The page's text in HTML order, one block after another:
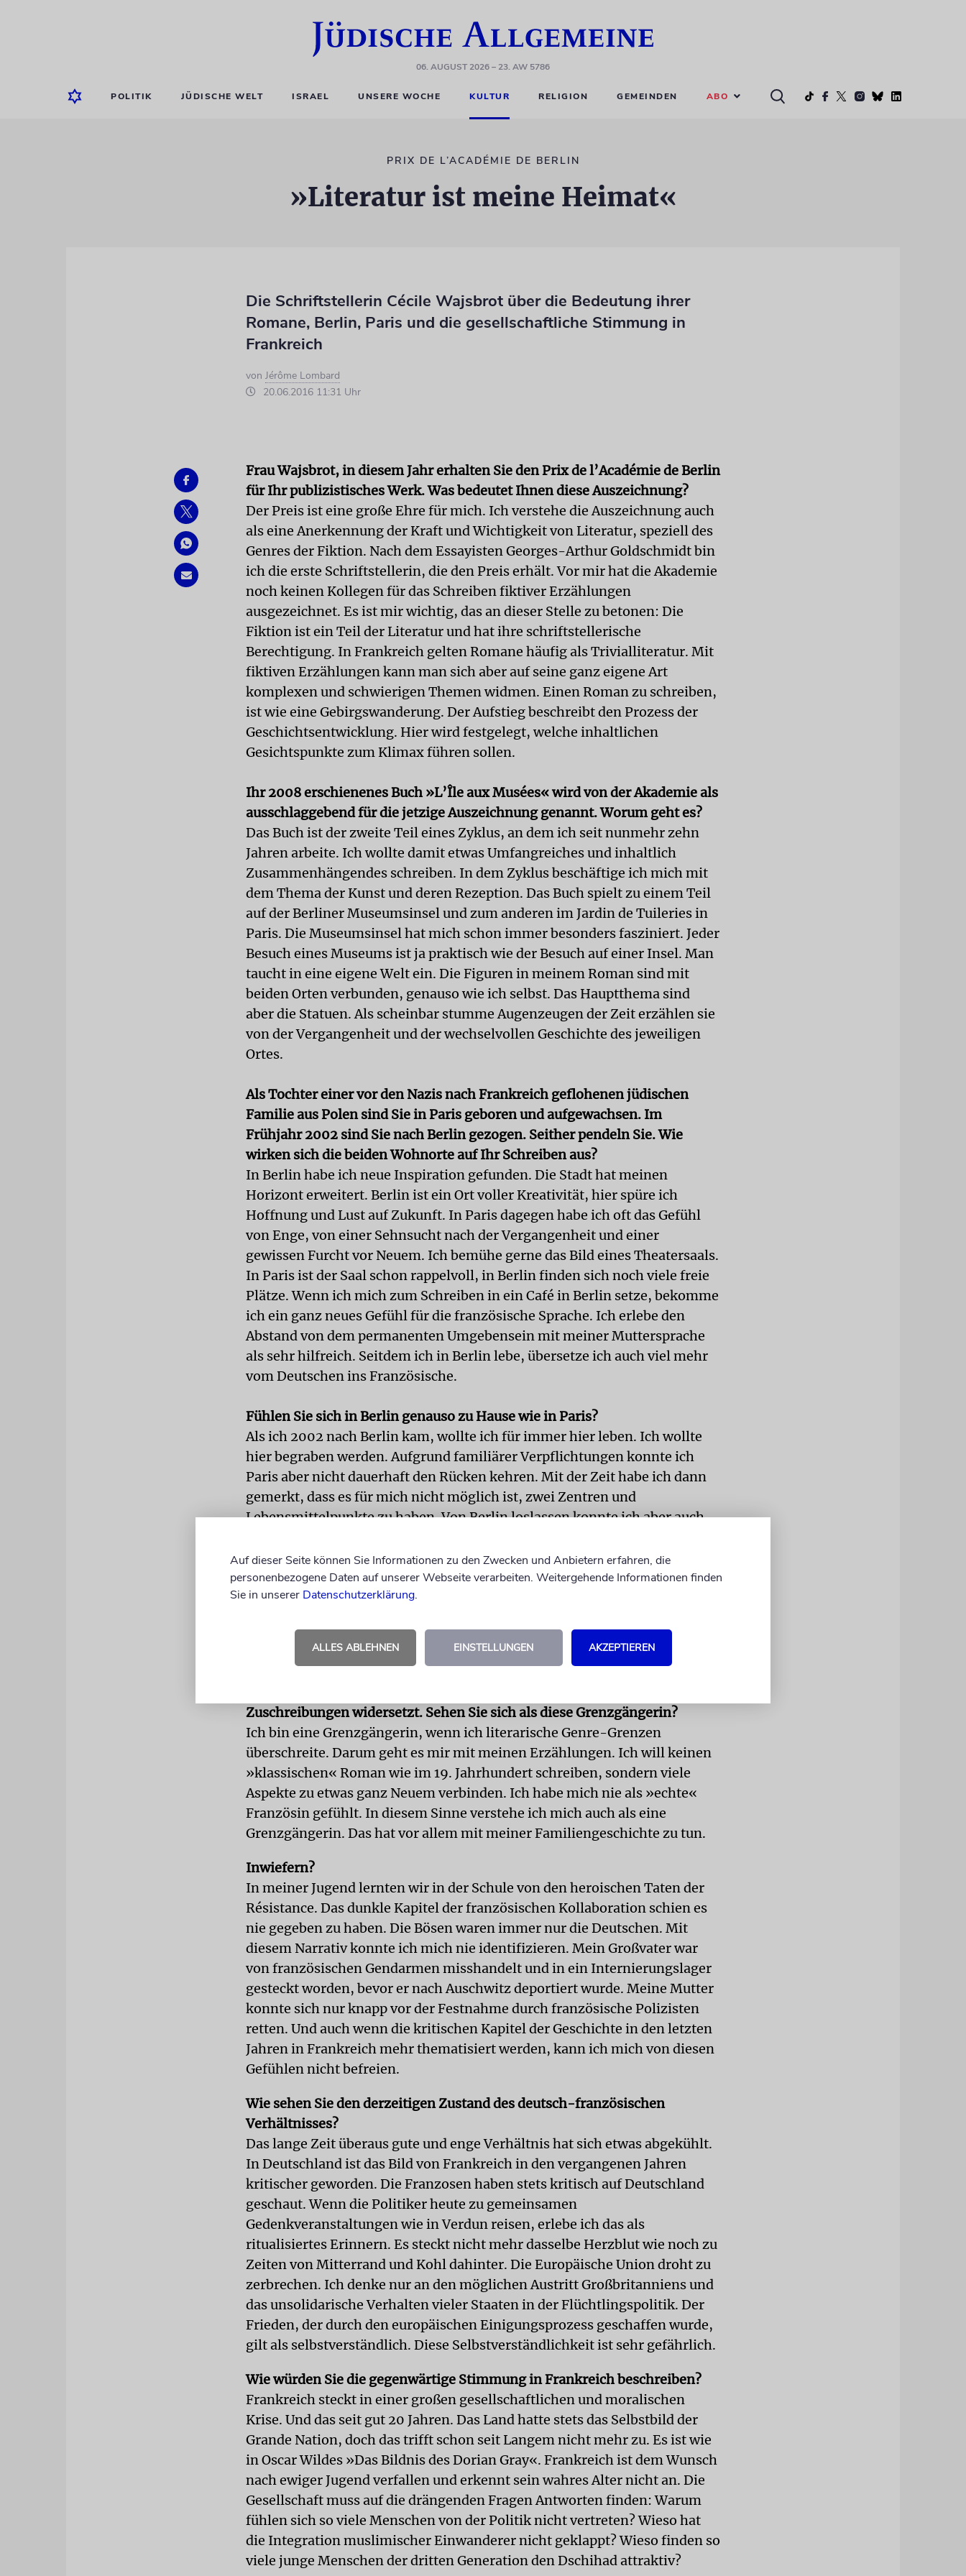
06. AUGUST 2026– 23. AW 5786
POLITIK JÜDISCHE WELT ISRAEL UNSERE WOCHE KULTUR RELIGION GEMEINDEN ABO
PRIX DE L’ACADÉMIE DE BERLIN
»Literatur ist meine Heimat«
Die Schriftstellerin Cécile Wajsbrot über die Bedeutung ihrer
Romane, Berlin, Paris und die gesellschaftliche Stimmung in
Frankreich
von Jérôme Lombard
20.06.2016 11:31 Uhr
Frau Wajsbrot, in diesem Jahr erhalten Sie den Prix de l’Académie de Berlin
für Ihr publizistisches Werk. Was bedeutet Ihnen diese Auszeichnung?
Der Preis ist eine große Ehre für mich. Ich verstehe die Auszeichnung auch
als eine Anerkennung der Kraft und Wichtigkeit von Literatur, speziell des
Genres der Fiktion. Nach dem Essayisten Georges-Arthur Goldschmidt bin
ich die erste Schriftstellerin, die den Preis erhält. Vor mir hat die Akademie
noch keinen Kollegen für das Schreiben fiktiver Erzählungen
ausgezeichnet. Es ist mir wichtig, das an dieser Stelle zu betonen: Die
Fiktion ist ein Teil der Literatur und hat ihre schriftstellerische
Berechtigung. In Frankreich gelten Romane häufig als Trivialliteratur. Mit
fiktiven Erzählungen kann man sich aber auf seine ganz eigene Art
komplexen und schwierigen Themen widmen. Einen Roman zu schreiben,
ist wie eine Gebirgswanderung. Der Aufstieg beschreibt den Prozess der
Geschichtsentwicklung. Hier wird festgelegt, welche inhaltlichen
Gesichtspunkte zum Klimax führen sollen.
Ihr 2008 erschienenes Buch »L’Île aux Musées« wird von der Akademie als
ausschlaggebend für die jetzige Auszeichnung genannt. Worum geht es?
Das Buch ist der zweite Teil eines Zyklus, an dem ich seit nunmehr zehn
Jahren arbeite. Ich wollte damit etwas Umfangreiches und inhaltlich
Zusammenhängendes schreiben. In dem Zyklus beschäftige ich mich mit
dem Thema der Kunst und deren Rezeption. Das Buch spielt zu einem Teil
auf der Berliner Museumsinsel und zum anderen im Jardin de Tuileries in
Paris. Die Museumsinsel hat mich schon immer besonders fasziniert. Jeder
Besuch eines Museums ist ja praktisch wie der Besuch auf einer Insel. Man
taucht in eine eigene Welt ein. Die Figuren in meinem Roman sind mit
beiden Orten verbunden, genauso wie ich selbst. Das Hauptthema sind
aber die Statuen. Als scheinbar stumme Augenzeugen der Zeit erzählen sie
von der Vergangenheit und der wechselvollen Geschichte des jeweiligen
Ortes.
Als Tochter einer vor den Nazis nach Frankreich geflohenen jüdischen
Familie aus Polen sind Sie in Paris geboren und aufgewachsen. Im
Frühjahr 2002 sind Sie nach Berlin gezogen. Seither pendeln Sie. Wie
wirken sich die beiden Wohnorte auf Ihr Schreiben aus?
In Berlin habe ich neue Inspiration gefunden. Die Stadt hat meinen
Horizont erweitert. Berlin ist ein Ort voller Kreativität, hier spüre ich
Hoffnung und Lust auf Zukunft. In Paris dagegen habe ich oft das Gefühl
von Enge, von einer Sehnsucht nach der Vergangenheit und einer
gewissen Furcht vor Neuem. Ich bemühe gerne das Bild eines Theatersaals.
In Paris ist der Saal schon rappelvoll, in Berlin finden sich noch viele freie
Plätze. Wenn ich mich zum Schreiben in ein Café in Berlin setze, bekomme
ich ein ganz neues Gefühl für die französische Sprache. Ich erlebe den
Abstand von dem permanenten Umgebensein mit meiner Muttersprache
als sehr hilfreich. Seitdem ich in Berlin lebe, übersetze ich auch viel mehr
vom Deutschen ins Französische.
Fühlen Sie sich in Berlin genauso zu Hause wie in Paris?
Als ich 2002 nach Berlin kam, wollte ich für immer hier leben. Ich wollte
hier begraben werden. Aufgrund familiärer Verpflichtungen konnte ich
Paris aber nicht dauerhaft den Rücken kehren. Mit der Zeit habe ich dann
gemerkt, dass es für mich nicht möglich ist, zwei Zentren und
Lebensmittelpunkte zu haben. Von Berlin loslassen konnte ich aber auch
wieder zurückgerufen. In Berlin fühle ich mich immer ein wenig fremd.
Das ist auch normal, ich bin ja gebürtige Pariserin. Aber auch in Frankreich
fühle ich mich manchmal sehr fremd. Meine einzige wirkliche Heimat ist
Der deutsch-französische Historiker Etienne Francois hat Sie einmal als
Zuschreibungen widersetzt. Sehen Sie sich als diese Grenzgängerin?
Ich bin eine Grenzgängerin, wenn ich literarische Genre-Grenzen
überschreite. Darum geht es mir mit meinen Erzählungen. Ich will keinen
»klassischen« Roman wie im 19. Jahrhundert schreiben, sondern viele
Aspekte zu etwas ganz Neuem verbinden. Ich habe mich nie als »echte«
Französin gefühlt. In diesem Sinne verstehe ich mich auch als eine
Grenzgängerin. Das hat vor allem mit meiner Familiengeschichte zu tun.
Inwiefern?
In meiner Jugend lernten wir in der Schule von den heroischen Taten der
Résistance. Das dunkle Kapitel der französischen Kollaboration schien es
nie gegeben zu haben. Die Bösen waren immer nur die Deutschen. Mit
diesem Narrativ konnte ich mich nie identifizieren. Mein Großvater war
von französischen Gendarmen misshandelt und in ein Internierungslager
gesteckt worden, bevor er nach Auschwitz deportiert wurde. Meine Mutter
konnte sich nur knapp vor der Festnahme durch französische Polizisten
retten. Und auch wenn die kritischen Kapitel der Geschichte in den letzten
Jahren in Frankreich mehr thematisiert werden, kann ich mich von diesen
Gefühlen nicht befreien.
Wie sehen Sie den derzeitigen Zustand des deutsch-französischen
Verhältnisses?
Das lange Zeit überaus gute und enge Verhältnis hat sich etwas abgekühlt.
In Deutschland ist das Bild von Frankreich in den vergangenen Jahren
kritischer geworden. Die Franzosen haben stets kritisch auf Deutschland
geschaut. Wenn die Politiker heute zu gemeinsamen
Gedenkveranstaltungen wie in Verdun reisen, erlebe ich das als
ritualisiertes Erinnern. Es steckt nicht mehr dasselbe Herzblut wie noch zu
Zeiten von Mitterrand und Kohl dahinter. Die Europäische Union droht zu
zerbrechen. Ich denke nur an den möglichen Austritt Großbritanniens und
das unsolidarische Verhalten vieler Staaten in der Flüchtlingspolitik. Der
Frieden, der durch den europäischen Einigungsprozess geschaffen wurde,
gilt als selbstverständlich. Diese Selbstverständlichkeit ist sehr gefährlich.
Wie würden Sie die gegenwärtige Stimmung in Frankreich beschreiben?
Frankreich steckt in einer großen gesellschaftlichen und moralischen
Krise. Und das seit gut 20 Jahren. Das Land hatte stets das Selbstbild der
Grande Nation, doch das trifft schon seit Langem nicht mehr zu. Es ist wie
in Oscar Wildes »Das Bildnis des Dorian Gray«. Frankreich ist dem Wunsch
nach ewiger Jugend verfallen und erkennt sein wahres Alter nicht an. Die
Gesellschaft muss auf die drängenden Fragen Antworten finden: Warum
fühlen sich so viele Menschen von der Politik nicht vertreten? Wieso hat
die Integration muslimischer Einwanderer nicht geklappt? Wieso finden so
viele junge Menschen der dritten Generation den Dschihad attraktiv?
Auf dieser Seite können Sie Informationen zu den Zwecken und Anbietern erfahren, die
personenbezogene Daten auf unserer Webseite verarbeiten. Weitergehende Informationen finden
Sie in unserer Datenschutzerklärung.
ALLES ABLEHNEN EINSTELLUNGEN AKZEPTIEREN